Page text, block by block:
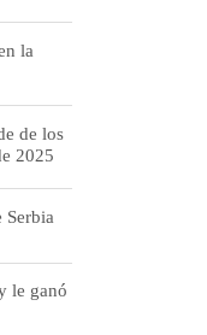
la
de los
2025
Serbia
le ganó